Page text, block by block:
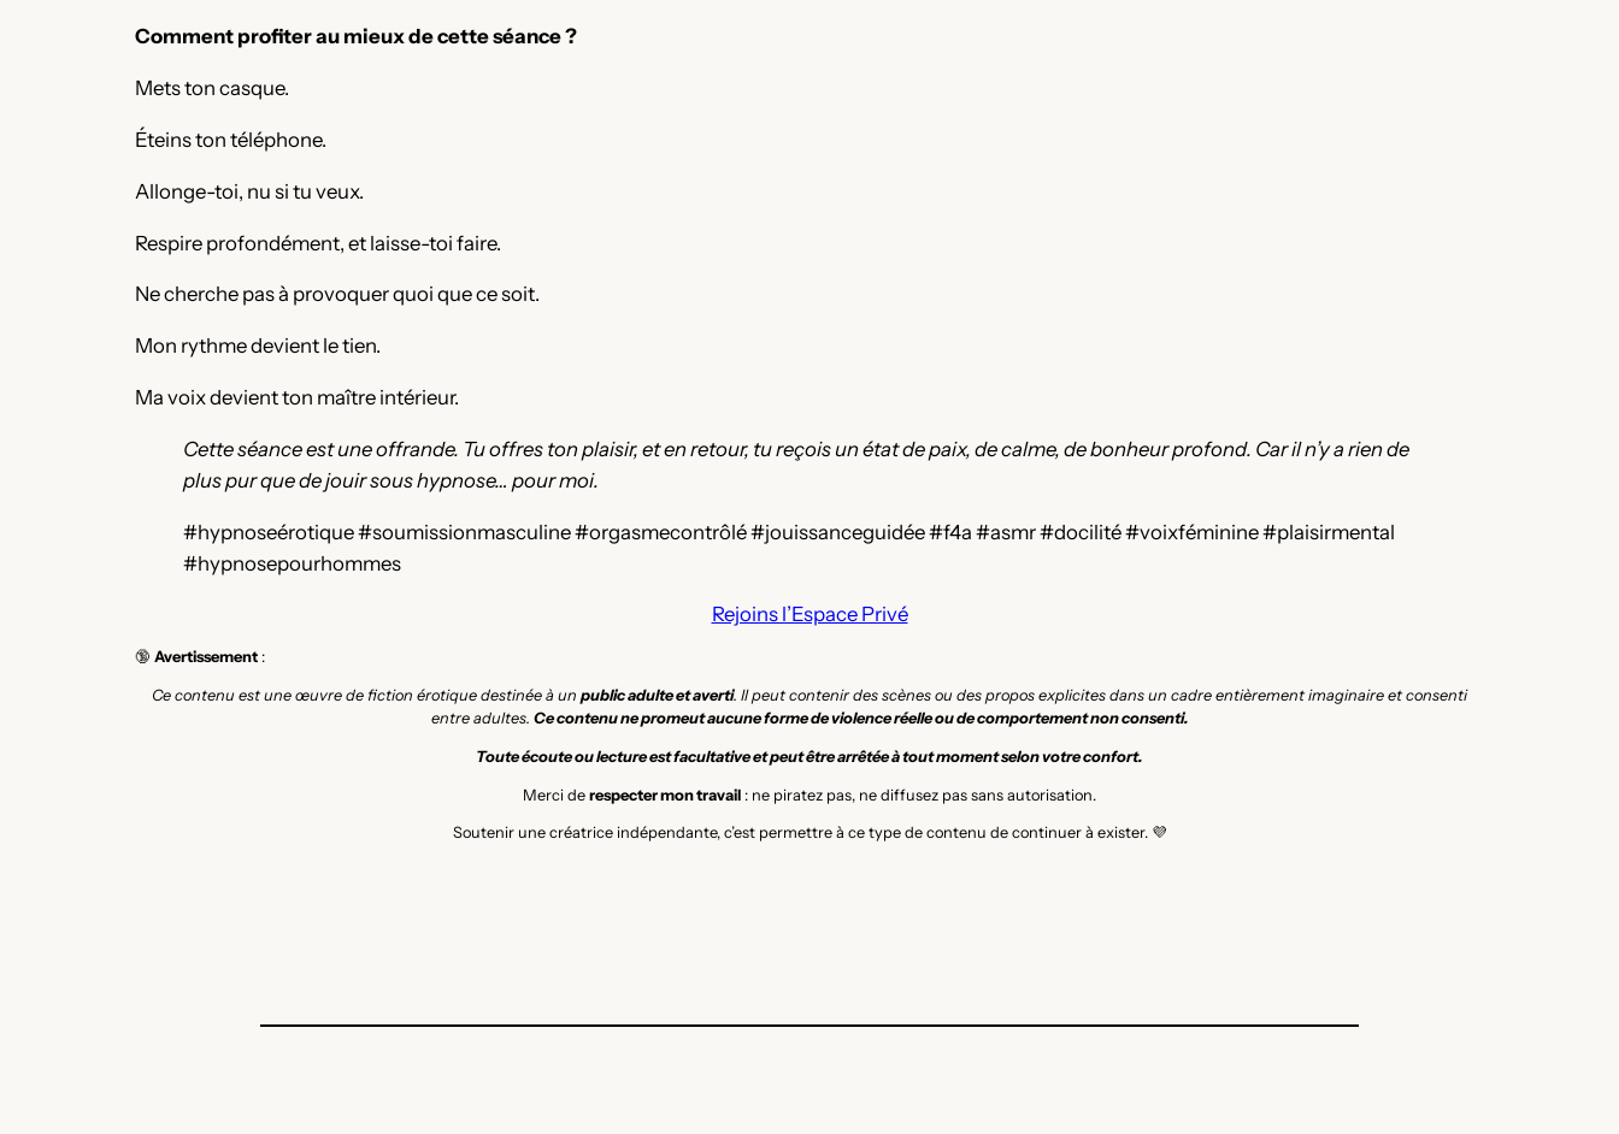
Comment profiter au mieux de cette séance ?
Mets ton casque.
Éteins ton téléphone.
Allonge-toi, nu si tu veux.
Respire profondément, et laisse-toi faire.
Ne cherche pas à provoquer quoi que ce soit.
Mon rythme devient le tien.
Ma voix devient ton maître intérieur.
Cette séance est une offrande. Tu offres ton plaisir, et en retour, tu reçois un état de paix, de calme, de bonheur profond. Car il n’y a rien de
plus pur que de jouir sous hypnose… pour moi.
#hypnoseérotique #soumissionmasculine #orgasmecontrôlé #jouissanceguidée #f4a #asmr #docilité #voixféminine #plaisirmental
#hypnosepourhommes
Rejoins l’Espace Privé
🔞 Avertissement :
Ce contenu est une œuvre de fiction érotique destinée à un public adulte et averti. Il peut contenir des scènes ou des propos explicites dans un cadre entièrement imaginaire et consenti
entre adultes. Ce contenu ne promeut aucune forme de violence réelle ou de comportement non consenti.
Toute écoute ou lecture est facultative et peut être arrêtée à tout moment selon votre confort.
Merci de respecter mon travail : ne piratez pas, ne diffusez pas sans autorisation.
Soutenir une créatrice indépendante, c’est permettre à ce type de contenu de continuer à exister. 💜